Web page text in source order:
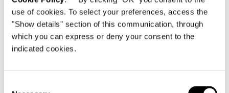
use of cookies. To select your preferences, access the
"Show details" section of this communication, through
which you can express or deny your consent to the
indicated cookies.